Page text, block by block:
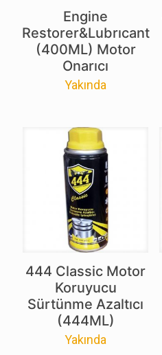
Engine
Restorer&Lubrıcant
(400ML) Motor
Onarıcı
Yakında
444 Classic Motor
Koruyucu
Sürtünme Azaltıcı
(444ML)
Yakında